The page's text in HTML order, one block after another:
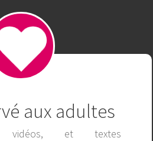
aux adultes
vidéos, et textes